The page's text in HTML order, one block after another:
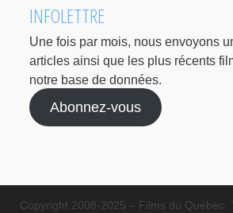
INFOLETTRE
Une fois par mois, nous envoyons
articles ainsi que les plus récents
notre base de données.
Abonnez-vous
Copyright 2008-2025 – Films du Québec.